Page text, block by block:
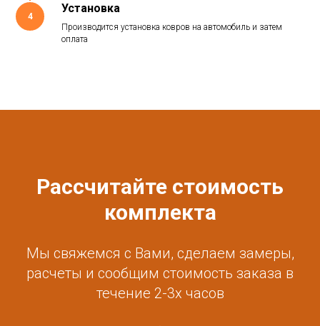
4
Установка
Производится установка ковров на автомобиль и затем
оплата
Рассчитайте стоимость
комплекта
Мы свяжемся с Вами, сделаем замеры,
расчеты и сообщим стоимость заказа в
течение 2-3х часов